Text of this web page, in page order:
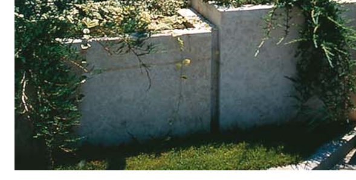
Sistema INTONACATURA E COSTRUZIONE PRODOTTI A BASE CALCE AEREA
KB 13 EVOLUTION
Intonaco di fondo bianco fibrorinforzato a base di calce aerea, per
interni ed esterni